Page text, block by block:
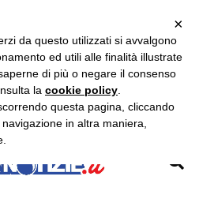
×
da questo utilizzati si avvalgono
ed utili alle finalità illustrate
di più o negare il consenso
la cookie policy
questa pagina, cliccando
in altra maniera,